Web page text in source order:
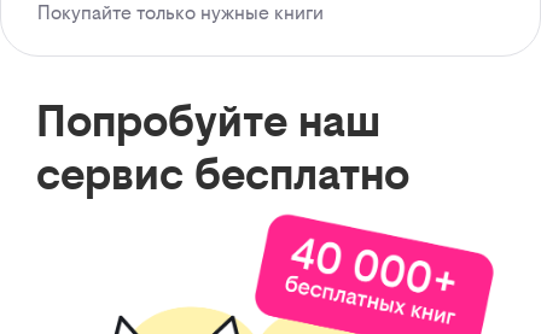
Покупайте только нужные книги
Попробуйте наш
сервис бесплатно